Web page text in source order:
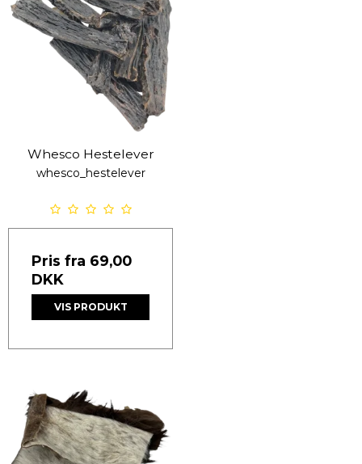
Whesco Hestelever
whesco_hestelever
Pris fra 69,00
DKK
VIS PRODUKT